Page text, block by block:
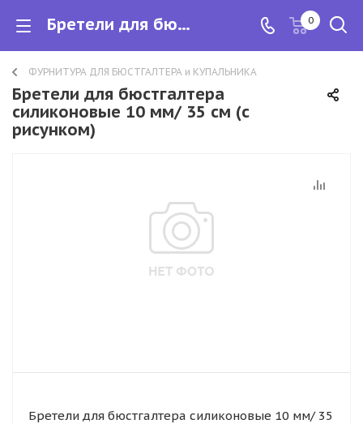
Бретели для бюстгалтера силиконовые 10 мм/ 35 см (с рисунком) 0
ФУРНИТУРА ДЛЯ БЮСТГАЛТЕРА и КУПАЛЬНИКА
Бретели для бюстгалтера
силиконовые 10 мм/ 35 см (с
рисунком)
Бретели для бюстгалтера силиконовые 10 мм/ 35